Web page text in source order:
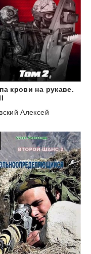
крови на рукаве.
Алексей